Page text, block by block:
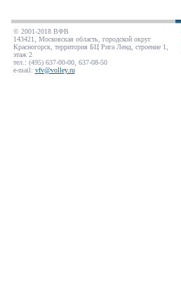
© 2001-2018 ВФВ
143421, Московская область, городской округ
Красногорск, территория БЦ Рига Ленд, строение 1,
этаж 2
тел.: (495) 637-00-00, 637-08-50
e-mail: vfv@volley.ru